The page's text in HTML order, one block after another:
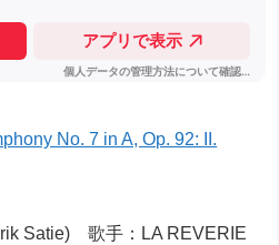
No. 7 in A, Op. 92: II.
Satie) 歌手：LA REVERIE